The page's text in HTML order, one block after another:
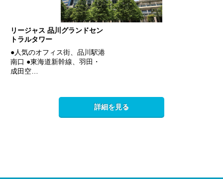
リージャス 品川グランドセン
トラルタワー
●人気のオフィス街、品川駅港
南口 ●東海道新幹線、羽田・
成田空…
詳細を見る